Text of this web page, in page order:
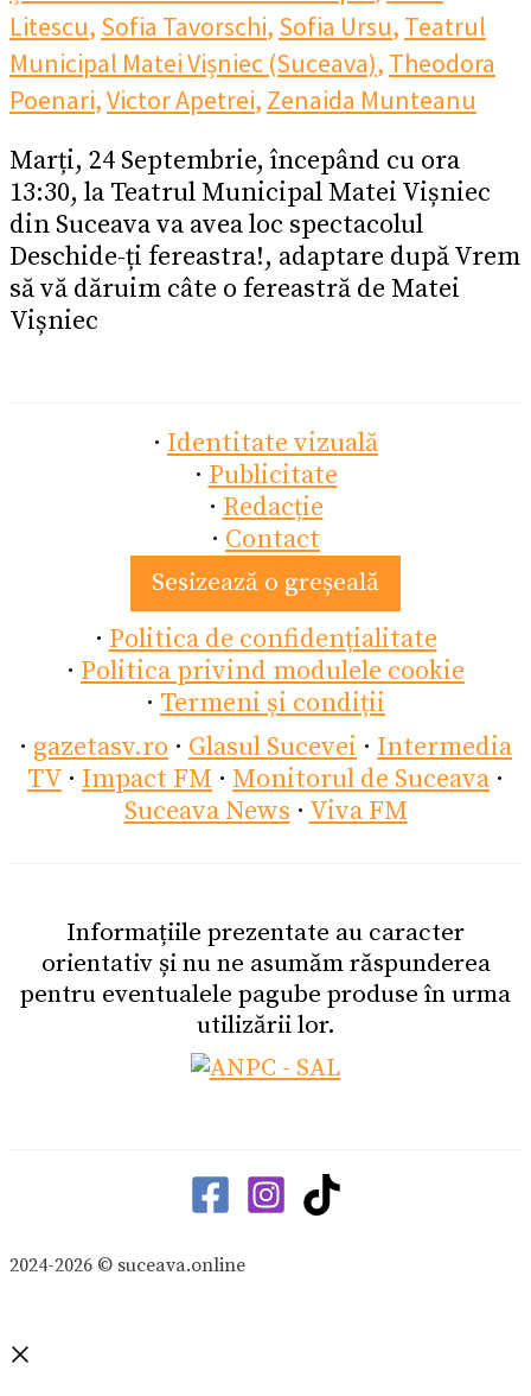
Litescu, Sofia Tavorschi, Sofia Ursu, Teatrul
Municipal Matei Vișniec (Suceava), Theodora
Poenari,Victor Apetrei, Zenaida Munteanu
Marți, 24 Septembrie, începând cu ora
13:30, la Teatrul Municipal Matei Vișniec
din Suceava va avea loc spectacolul
Deschide-ți fereastra!, adaptare după Vrem
să vă dăruim câte o fereastră de Matei
Vișniec
· Identitate vizuală
· Publicitate
· Redacție
· Contact
Sesizează o greșeală
· Politica de confidențialitate
· Politica privind modulele cookie
· Termeni și condiții
· gazetasv.ro · Glasul Sucevei · Intermedia
TV · Impact FM · Monitorul de Suceava ·
Suceava News · Viva FM
Informațiile prezentate au caracter
orientativ și nu ne asumăm răspunderea
pentru eventualele pagube produse în urma
utilizării lor.
2024-2026 © suceava.online